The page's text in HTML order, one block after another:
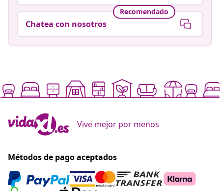
Recomendado
Chatea con nosotros
Vive mejor por menos
Métodos de pago aceptados